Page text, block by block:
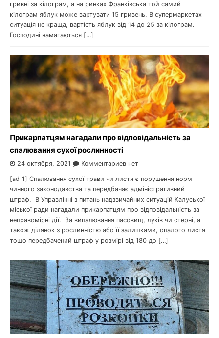
гривні за кілограм, а на ринках Франківська той самий
кілограм яблук може вартувати 15 гривень. В супермаркетах
ситуація не краща, вартість яблук від 14 до 25 за кілограм.
Господині намагаються […]
Прикарпатцям нагадали про відповідальність за
спалювання сухої рослинності
24 октября, 2021 Комментариев нет
[ad_1] Спалювання сухої трави чи листя є порушення норм
чинного законодавства та передбачає адміністративний
штраф. В Управлінні з питань надзвичайних ситуацій Калуської
міської ради нагадали прикарпатцям про відповідальність за
неправомірні дії. За випалювання пасовищ, луків чи стерні, а
також ділянок з рослинністю або її залишками, опалого листя
тощо передбачений штраф у розмірі від 180 до […]